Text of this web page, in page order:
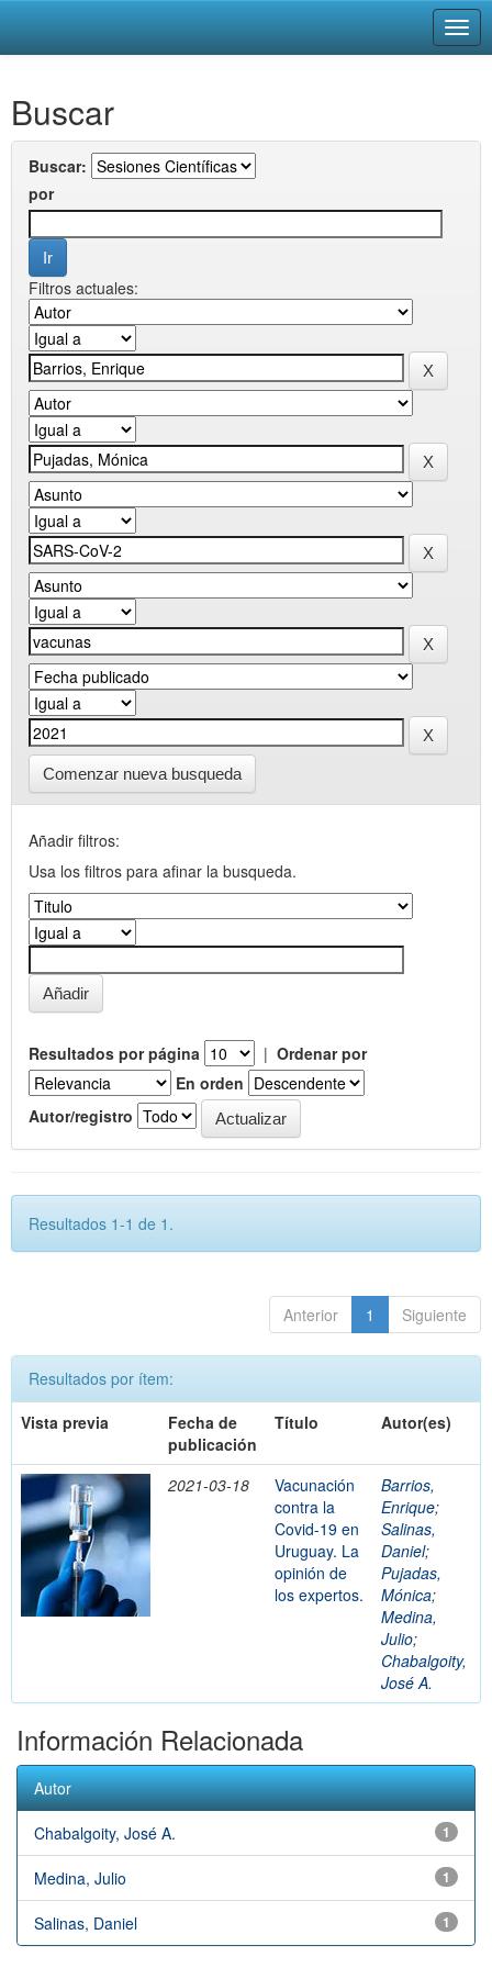
navigation
Buscar
Buscar:
por
Filtros actuales:
Comenzar nueva busqueda
Añadir filtros:
Usa los filtros para afinar la busqueda.
Resultados por página | Ordenar por
En orden
Autor/registro
Resultados 1-1 de 1.
Anterior 1 Siguiente
Resultados por ítem:
Vista previa
Fecha de
publicación
Título Autor(es)
2021-03-18
Vacunación
contra la
Covid-19 en
Uruguay. La
opinión de
los expertos.
Barrios,
Enrique;
Salinas,
Daniel;
Pujadas,
Mónica;
Medina,
Julio;
Chabalgoity,
José A.
Información Relacionada
Autor
1
Chabalgoity, José A.
1
Medina, Julio
1
Salinas, Daniel